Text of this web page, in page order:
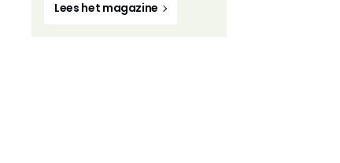
Lees het magazine